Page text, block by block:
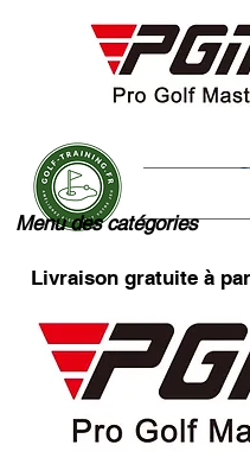
Menu des catégories
Livraison gratuite à